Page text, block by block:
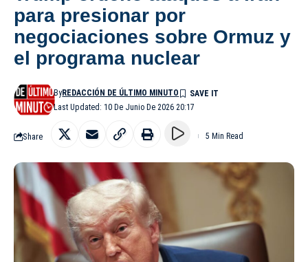
para presionar por
negociaciones sobre Ormuz y
el programa nuclear
Last Updated: 10 De Junio De 2026 20:17
ByREDACCIÓN DE ÚLTIMO MINUTO
Share 5 Min Read